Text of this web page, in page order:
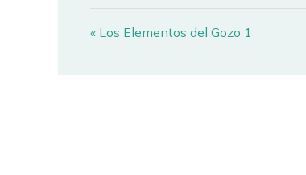
« Los Elementos del Gozo 1